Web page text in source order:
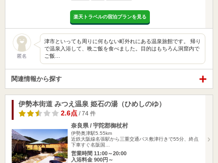
楽天トラベルの宿泊プランを見る
匿名
津市といっても周りに何もない町外れにある温泉旅館です。 帰り
で温泉入浴して、晩ご飯を食べました。目的はもちろん洞窟内で
ご飯…
関連情報から探す
伊勢本街道 みつえ温泉 姫石の湯（ひめしのゆ）
2.6点 / 74 件
奈良県 / 宇陀郡御杖村
伊勢奥津駅5.55km
近鉄大阪線名張駅から三重交通バス敷津行きで55分、終点
下車すぐ名阪国…
営業時間 11:00～20:00
入浴料金 900円～